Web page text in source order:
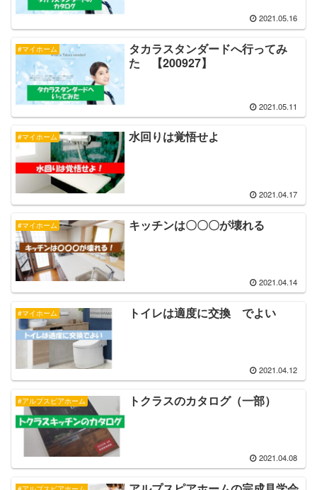
2021.05.16
#マイホーム
タカラスタンダードへ行ってみ
た 【200927】
2021.05.11
#マイホーム 水回りは覚悟せよ
2021.04.17
#マイホーム キッチンは〇〇〇が壊れる
2021.04.14
#マイホーム トイレは適度に交換 でよい
2021.04.12
#アルプスピアホーム トクラスのカタログ（一部）
2021.04.08